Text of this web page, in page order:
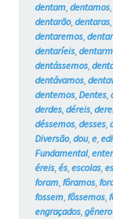
dentam, dentamos,
dentarão, dentaras,
dentaremos,
dentaríeis,
dentássemos,
dentávamos,
dentemos, Dentes,
derdes, déreis,
déssemos, desses,
Diversão, dou, e,
Fundamental,
éreis, és, escolas,
foram, fôramos,
fossem, fôssemos,
engraçados,